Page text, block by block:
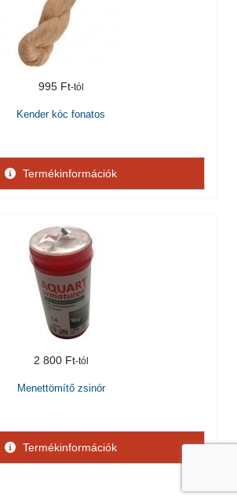
995 Ft
Kender kóc fonatos
Termékinformációk
2 800 Ft
Menettömítő zsinór
Termékinformációk